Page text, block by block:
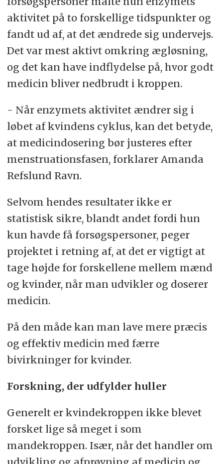
aktivitet på to forskellige tidspunkter og
fandt ud af, at det ændrede sig undervejs.
Det var mest aktivt omkring ægløsning,
og det kan have indflydelse på, hvor godt
medicin bliver nedbrudt i kroppen.
- Når enzymets aktivitet ændrer sig i
løbet af kvindens cyklus, kan det betyde,
at medicindosering bør justeres efter
menstruationsfasen, forklarer Amanda
Refslund Ravn.
Selvom hendes resultater ikke er
statistisk sikre, blandt andet fordi hun
kun havde få forsøgspersoner, peger
projektet i retning af, at det er vigtigt at
tage højde for forskellene mellem mænd
og kvinder, når man udvikler og doserer
medicin.
På den måde kan man lave mere præcis
og effektiv medicin med færre
bivirkninger for kvinder.
Forskning, der udfylder huller
Generelt er kvindekroppen ikke blevet
forsket lige så meget i som
mandekroppen. Især, når det handler om